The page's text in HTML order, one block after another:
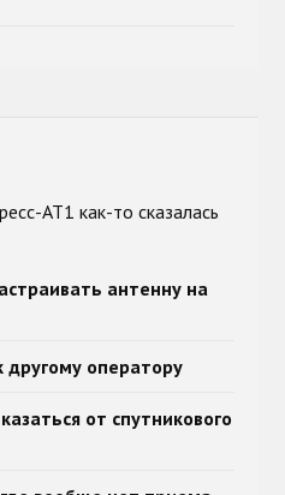
АТ1 как-то сказалась
антенну на
оператору
от спутникового